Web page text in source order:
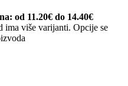
od 11.20€ do 14.40€
ima više varijanti. Opcije se